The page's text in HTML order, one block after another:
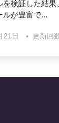
検証した結
ルが豊富で...
21日 更新回